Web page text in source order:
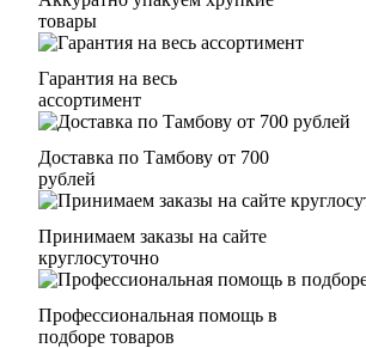
товары
Гарантия на весь
ассортимент
Доставка по Тамбову от 700
рублей
Принимаем заказы на сайте
круглосуточно
Профессиональная помощь в
подборе товаров